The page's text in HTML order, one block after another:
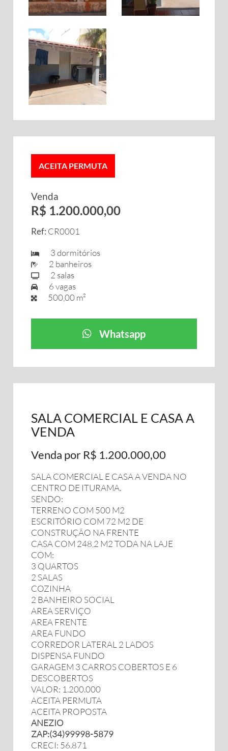
ACEITA PERMUTA
Venda
R$ 1.200.000,00
Ref: CR0001
3 dormitórios
2 banheiros
2 salas
6 vagas
500,00 m²
Whatsapp
SALA COMERCIAL E CASA A
VENDA
Venda por R$ 1.200.000,00
SALA COMERCIAL E CASA A VENDA NO
CENTRO DE ITURAMA.
SENDO:
TERRENO COM 500 M2
ESCRITÓRIO COM 72 M2 DE
CONSTRUÇÃO NA FRENTE
CASA COM 248,2 M2 TODA NA LAJE
COM:
3 QUARTOS
2 SALAS
COZINHA
2 BANHEIRO SOCIAL
AREA SERVIÇO
AREA FRENTE
AREA FUNDO
CORREDOR LATERAL 2 LADOS
DISPENSA FUNDO
GARAGEM 3 CARROS COBERTOS E 6
DESCOBERTOS
VALOR: 1.200.000
ACEITA PERMUTA
ACEITA PROPOSTA
ANEZIO
ZAP:(34)99998-5879
CRECI: 56.871